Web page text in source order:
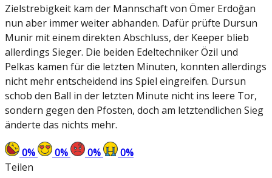
Zielstrebigkeit kam der Mannschaft von Ömer Erdoğan
nun aber immer weiter abhanden. Dafür prüfte Dursun
Munir mit einem direkten Abschluss, der Keeper blieb
allerdings Sieger. Die beiden Edeltechniker Özil und
Pelkas kamen für die letzten Minuten, konnten allerdings
nicht mehr entscheidend ins Spiel eingreifen. Dursun
schob den Ball in der letzten Minute nicht ins leere Tor,
sondern gegen den Pfosten, doch am letztendlichen Sieg
änderte das nichts mehr.
0% 0% 0% 0%
Teilen